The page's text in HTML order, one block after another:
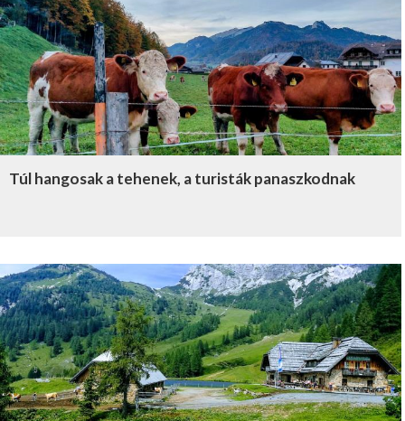
Túl hangosak a tehenek, a turisták panaszkodnak